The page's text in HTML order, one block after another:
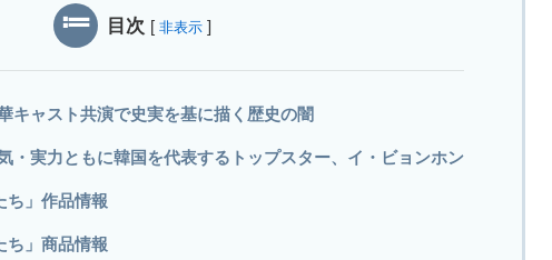
目次 [ 非表示 ]
キャスト共演で史実を基に描く歴史の闇
・実力ともに韓国を代表するトップスター、イ・ビョンホン
ち」作品情報
ち」商品情報